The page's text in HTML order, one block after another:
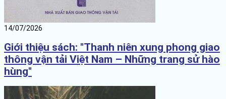
14/07/2026
Giới thiệu sách: "Thanh niên xung phong giao
thông vận tải Việt Nam – Những trang sử hào
hùng"